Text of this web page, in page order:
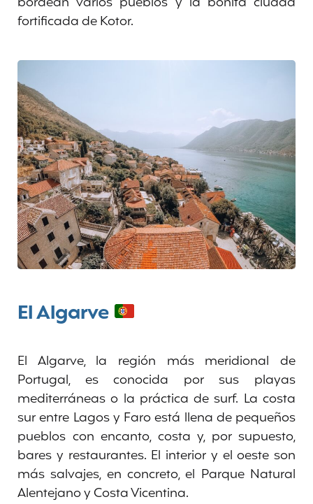
fortificada de Kotor.
El Algarve
El Algarve, la región más meridional de
Portugal, es conocida por sus playas
mediterráneas o la práctica de surf. La costa
sur entre Lagos y Faro está llena de pequeños
pueblos con encanto, costa y, por supuesto,
bares y restaurantes. El interior y el oeste son
más salvajes, en concreto, el Parque Natural
Alentejano y Costa Vicentina.